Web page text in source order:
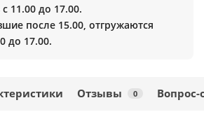
11.00 до 17.00.
после 15.00, отгружаются
до 17.00.
Отзывы 0 Вопрос-